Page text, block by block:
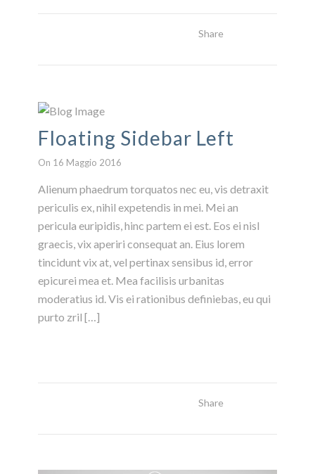
Share
Floating Sidebar Left
On 16 Maggio 2016
Alienum phaedrum torquatos nec eu, vis detraxit
periculis ex, nihil expetendis in mei. Mei an
pericula euripidis, hinc partem ei est. Eos ei nisl
graecis, vix aperiri consequat an. Eius lorem
tincidunt vix at, vel pertinax sensibus id, error
epicurei mea et. Mea facilisis urbanitas
moderatius id. Vis ei rationibus definiebas, eu qui
purto zril […]
Share